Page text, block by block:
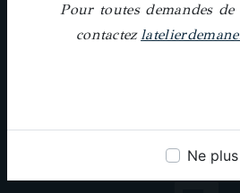
Pour toutes demandes de
contactez
Ne
05 61 62 64